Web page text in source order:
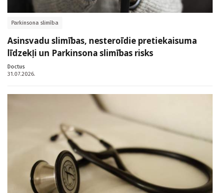
Parkinsona slimība
Asinsvadu slimības, nesteroīdie pretiekaisuma
līdzekļi un Parkinsona slimības risks
Doctus
31.07.2026.